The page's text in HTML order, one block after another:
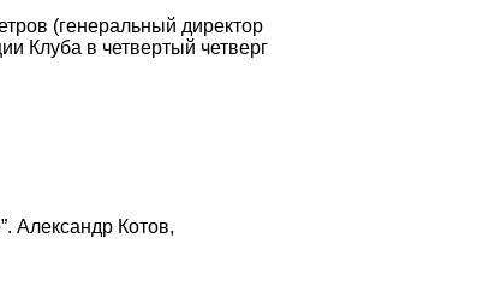
(генеральный директор
Клуба в четвертый четверг
Александр Котов,